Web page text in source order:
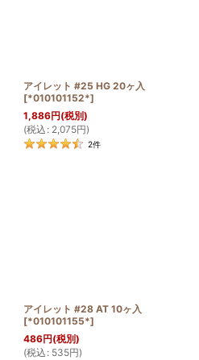
アイレット #25 HG 20ヶ入
[*010101152*]
1,886円(税別)
(税込 : 2,075円)
2件
アイレット #28 AT 10ヶ入
[*010101155*]
486円(税別)
(税込 : 535円)